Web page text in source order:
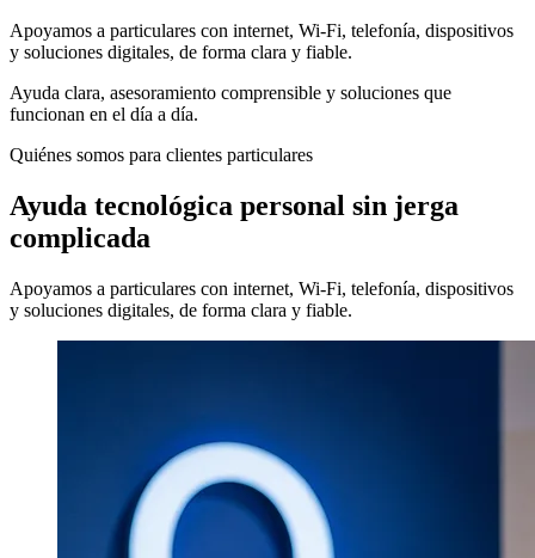
Apoyamos a particulares con internet, Wi‑Fi, telefonía, dispositivos
y soluciones digitales, de forma clara y fiable.
Ayuda clara, asesoramiento comprensible y soluciones que
funcionan en el día a día.
Quiénes somos para clientes particulares
Ayuda tecnológica personal sin jerga
complicada
Apoyamos a particulares con internet, Wi‑Fi, telefonía, dispositivos
y soluciones digitales, de forma clara y fiable.